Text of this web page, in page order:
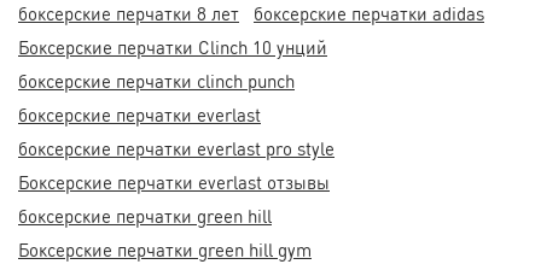
боксерские перчатки 8 лет
боксерские перчатки adidas
Боксерские перчатки Clinch 10 унций
боксерские перчатки clinch punch
боксерские перчатки everlast
боксерские перчатки everlast pro style
Боксерские перчатки everlast отзывы
боксерские перчатки green hill
Боксерские перчатки green hill gym